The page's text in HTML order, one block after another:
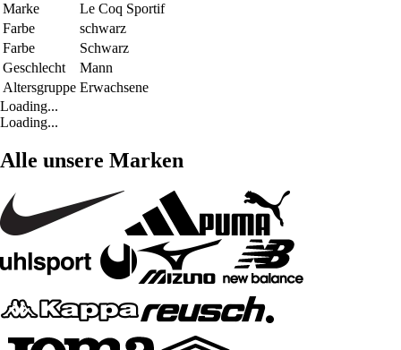
Marke
Le Coq Sportif
Farbe
schwarz
Farbe
Schwarz
Geschlecht
Mann
Altersgruppe Erwachsene
Loading...
Loading...
Alle unsere Marken